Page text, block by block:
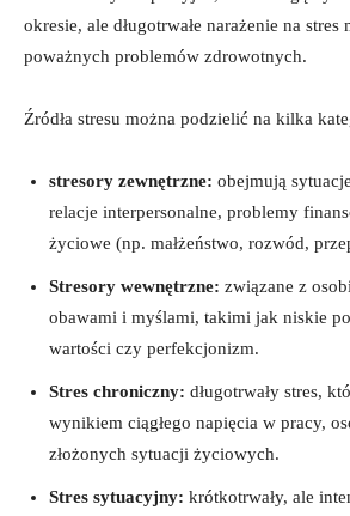
okresie, ale długotrwałe narażenie na
poważnych problemów zdrowotnych.
Źródła stresu można podzielić na kilka
stresory zewnętrzne: obejmują
relacje interpersonalne, problemy
życiowe (np. małżeństwo, rozwód,
Stresory wewnętrzne: związane z
obawami i myślami, takimi jak niskie
wartości czy perfekcjonizm.
Stres chroniczny: długotrwały stres,
wynikiem ciągłego napięcia w pracy,
złożonych sytuacji życiowych.
Stres sytuacyjny: krótkotrwały, ale